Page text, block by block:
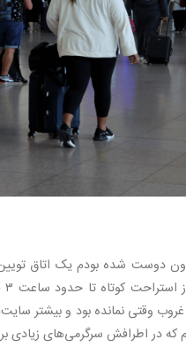
دوست شده بودم یک اتاق تویین
وقتی نمانده بود و بیشتر
که در اطرافش سرگرمی‌های زیادی